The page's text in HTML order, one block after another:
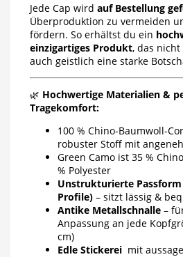
Jede Cap wird auf Bestellung
Überproduktion zu vermeiden
fördern. So erhältst du ein
einzigartiges Produkt, das
auch geistlich eine starke
🌿 Hochwertige Materialien &
Tragekomfort:
100 % Chino-Baumwoll-
robuster Stoff mit
Green Camo ist 35 %
% Polyester
Unstrukturierte Passform
Profile)– sitzt lässig &
Antike Metallschnalle–
Anpassung an jede
cm)
Edle Stickerei mit